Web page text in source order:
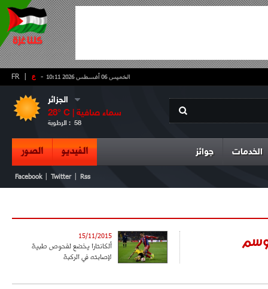
- ع FR الخميس 06 أغسطس 2026 10:11
الجزائر
28° C | سماء صافية
الرطوبة : 58
الخدمات جوائز الفيديو الصور
Facebook Twitter Rss
15/11/2015
ألكانتارا يخضع لفحوص طبية
لإصابته في الركبة